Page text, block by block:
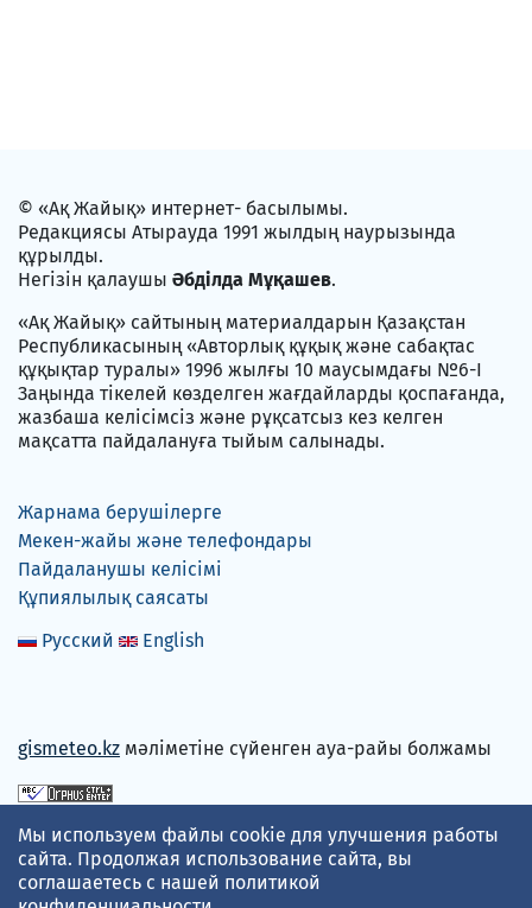
© «Ақ Жайық» интернет- басылымы.
Редакциясы Атырауда 1991 жылдың наурызында
құрылды.
Негізін қалаушы Әбділда Мұқашев.
«Ақ Жайық» сайтының материалдарын Қазақстан
Республикасының «Авторлық құқық және сабақтас
құқықтар туралы» 1996 жылғы 10 маусымдағы №6-I
Заңында тікелей көзделген жағдайларды қоспағанда,
жазбаша келісімсіз және рұқсатсыз кез келген
мақсатта пайдалануға тыйым салынады.
Жарнама берушілерге
Мекен-жайы және телефондары
Пайдаланушы келісімі
Құпиялылық саясаты
Русский
English
gismeteo.kz мәліметіне сүйенген ауа-райы болжамы
Төлем карталарын қабылдаймыз
Мы используем файлы cookie для улучшения работы
сайта. Продолжая использование сайта, вы
соглашаетесь с нашей политикой